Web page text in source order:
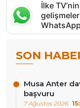
İlke
SON
Musa Anter
başvuru
7 Ağustos 2026